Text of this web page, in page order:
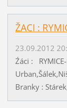
ŽACI :
23.09.2012
Źáci :
Branky :